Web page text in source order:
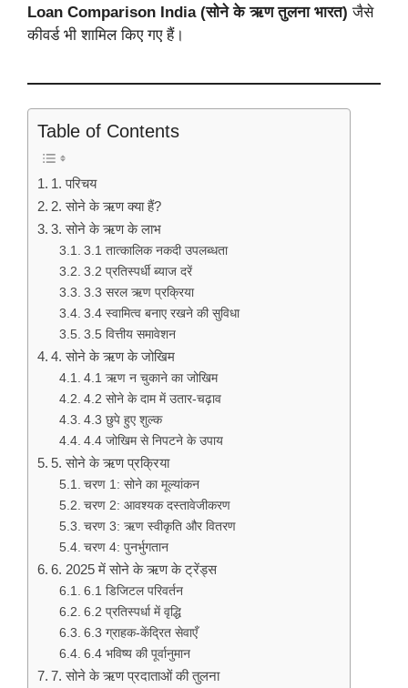
Loan Comparison India (सोने के ऋण तुलना भारत) जैसे
कीवर्ड भी शामिल किए गए हैं।
Table of Contents
1. परिचय
2. सोने के ऋण क्या हैं?
3. सोने के ऋण के लाभ
3.1 तात्कालिक नकदी उपलब्धता
3.2 प्रतिस्पर्धी ब्याज दरें
3.3 सरल ऋण प्रक्रिया
3.4 स्वामित्व बनाए रखने की सुविधा
3.5 वित्तीय समावेशन
4. सोने के ऋण के जोखिम
4.1 ऋण न चुकाने का जोखिम
4.2 सोने के दाम में उतार-चढ़ाव
4.3 छुपे हुए शुल्क
4.4 जोखिम से निपटने के उपाय
5. सोने के ऋण प्रक्रिया
चरण 1: सोने का मूल्यांकन
चरण 2: आवश्यक दस्तावेजीकरण
चरण 3: ऋण स्वीकृति और वितरण
चरण 4: पुनर्भुगतान
6. 2025 में सोने के ऋण के ट्रेंड्स
6.1 डिजिटल परिवर्तन
6.2 प्रतिस्पर्धा में वृद्धि
6.3 ग्राहक-केंद्रित सेवाएँ
6.4 भविष्य की पूर्वानुमान
7. सोने के ऋण प्रदाताओं की तुलना